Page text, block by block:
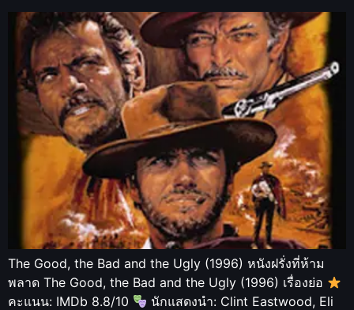
The Good, the Bad and the Ugly (1996) หนังฝรั่งที่ห้าม
พลาด The Good, the Bad and the Ugly (1996) เรื่องย่อ
คะแนน: IMDb 8.8/10
นักแสดงนำ: Clint Eastwood, Eli